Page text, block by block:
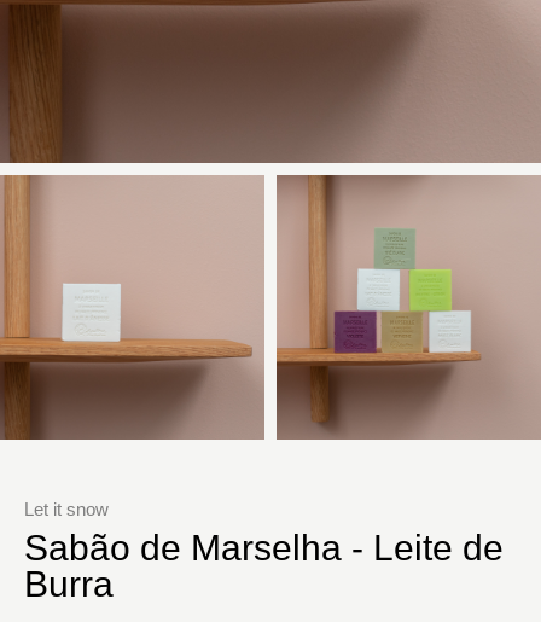
Let it snow
Sabão de Marselha - Leite de
Burra